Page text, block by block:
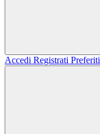
Accedi Registrati Preferiti